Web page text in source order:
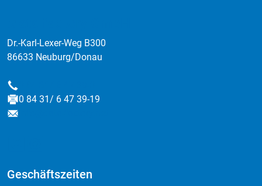
Dr.-Karl-Lexer-Weg B300
86633 Neuburg/Donau
Telefon
Fax
0 84 31/ 6 47 39-19
E-Mail
Geschäftszeiten